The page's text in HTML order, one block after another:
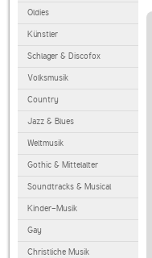
Oldies
Künstler
Schlager & Discofox
Volksmusik
Country
Jazz & Blues
Weltmusik
Gothic & Mittelalter
Soundtracks & Musical
Kinder-Musik
Gay
Christliche Musik